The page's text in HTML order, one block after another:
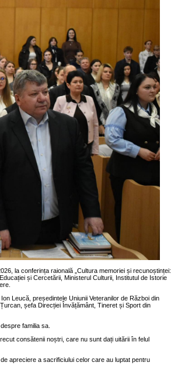
la conferința raională „Cultura memoriei și recunoștinței:
și Cercetării, Ministerul Culturii, Institutul de Istorie
Leucă, președintele Uniunii Veteranilor de Război din
șefa Direcției Învățământ, Tineret și Sport din
familia sa.
consătenii noștri, care nu sunt dați uitării în felul
apreciere a sacrificiului celor care au luptat pentru